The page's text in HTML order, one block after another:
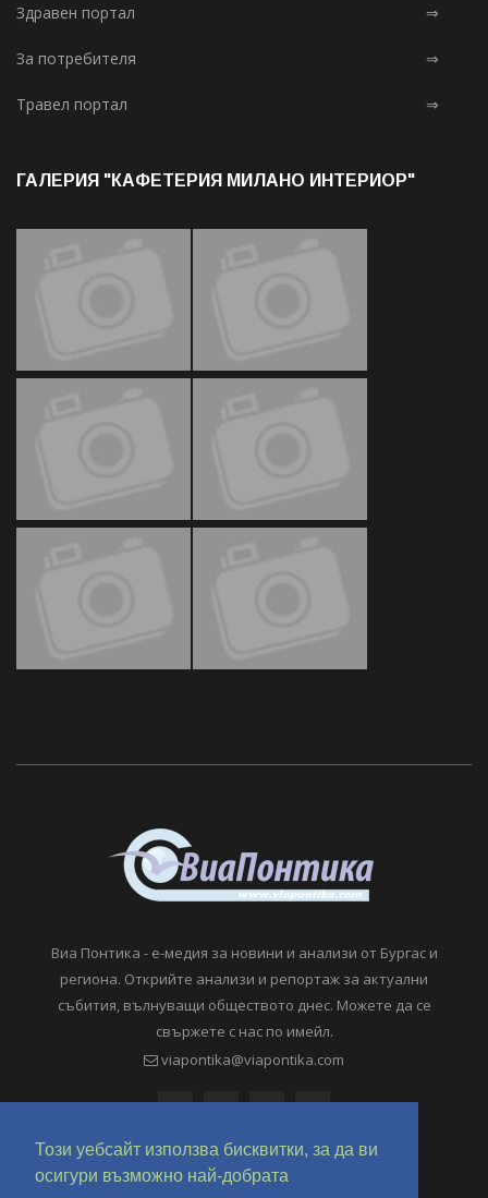
Този уебсайт използва бисквитки, за да ви
осигури възможно най-добрата
Здравен портал ⇒
За потребителя ⇒
Травел портал ⇒
ГАЛЕРИЯ "КАФЕТЕРИЯ МИЛАНО ИНТЕРИОР"
Виа Понтика - е-медия за новини и анализи от Бургас и
региона. Открийте анализи и репортаж за актуални
събития, вълнуващи обществото днес. Можете да се
свържете с нас по имейл.
viapontika@viapontika.com